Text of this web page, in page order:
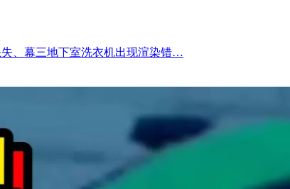
失、幕三地下室洗衣机出现渲染错…